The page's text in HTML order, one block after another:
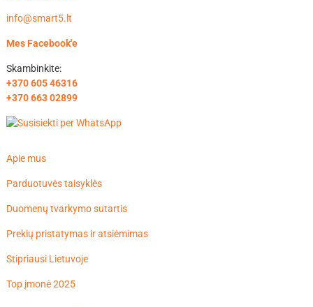
info@smart5.lt
Mes Facebook'e
Skambinkite:
+370 605 46316
+370 663 02899
Apie mus
Parduotuvės taisyklės
Duomenų tvarkymo sutartis
Prekių pristatymas ir atsiėmimas
Stipriausi Lietuvoje
Top įmonė 2025